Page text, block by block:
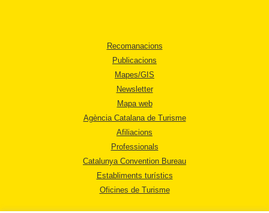
Recomanacions
Publicacions
Mapes/GIS
Newsletter
Mapa web
Agència Catalana de Turisme
Afiliacions
Professionals
Catalunya Convention Bureau
Establiments turístics
Oficines de Turisme